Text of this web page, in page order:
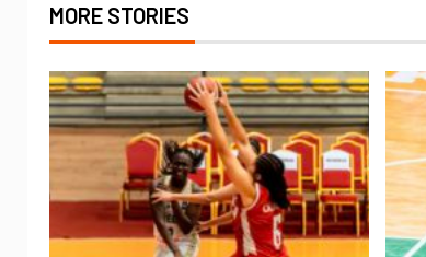
MORE STORIES